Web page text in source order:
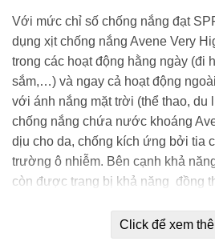
Với mức chỉ số chống nắng đạt
dụng xịt chống nắng Avene Very
trong các hoạt động hằng ngày (đi
sắm,…) và ngay cả hoạt động
với ánh nắng mặt trời (thể thao, du
chống nắng chứa nước khoáng
dịu cho da, chống kích ứng bởi tia
trường ô nhiễm. Bên cạnh khả
còn được trang bị khả năng đồng
Click để xem